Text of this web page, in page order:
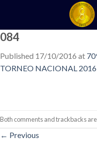
content
084
Published 17/10/2016 at
TORNEO NACIONAL 2016
Both comments and trackbacks
← Previous